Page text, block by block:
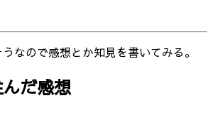
なので感想とか知見を書いてみる。
だ感想